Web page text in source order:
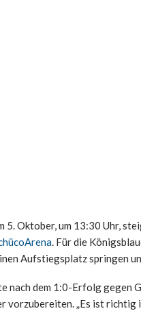
5. Oktober, um 13:30 Uhr,
. Für die
Aufstiegsplatz springen
nach dem 1:0-Erfolg gegen
vorzubereiten. „Es ist richtig